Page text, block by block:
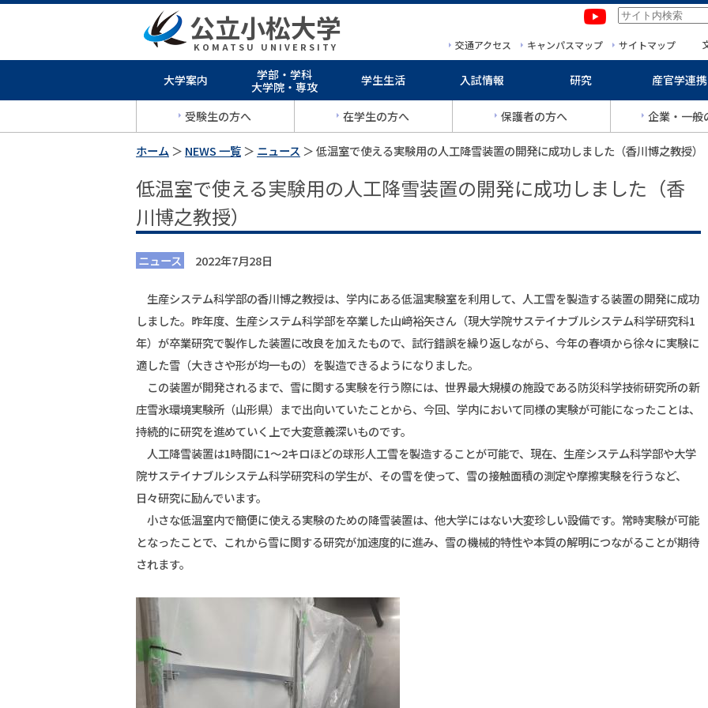
公立小松大学
KOMATSU UNIVERSITY 交通アクセス キャンパスマップ サイトマップ
大学案内
学部・学科
大学院・専攻
学生生活 入試情報 研究 産官学連携
受験生の方へ 在学生の方へ 保護者の方へ 企業・一般
ホーム ＞ NEWS 一覧 ＞ ニュース ＞ 低温室で使える実験用の人工降雪装置の開発に成功しました（香川博之教授）
低温室で使える実験用の人工降雪装置の開発に成功しました（香
川博之教授）
ニュース 2022年7月28日
生産システム科学部の香川博之教授は、学内にある低温実験室を利用して、人工雪を製造する装置の開発に成功
しました。昨年度、生産システム科学部を卒業した山﨑裕矢さん（現大学院サステイナブルシステム科学研究科1
年）が卒業研究で製作した装置に改良を加えたもので、試行錯誤を繰り返しながら、今年の春頃から徐々に実験に
適した雪（大きさや形が均一もの）を製造できるようになりました。
この装置が開発されるまで、雪に関する実験を行う際には、世界最大規模の施設である防災科学技術研究所の新
庄雪氷環境実験所（山形県）まで出向いていたことから、今回、学内において同様の実験が可能になったことは、
持続的に研究を進めていく上で大変意義深いものです。
人工降雪装置は1時間に1～2キロほどの球形人工雪を製造することが可能で、現在、生産システム科学部や大学
院サステイナブルシステム科学研究科の学生が、その雪を使って、雪の接触面積の測定や摩擦実験を行うなど、
日々研究に励んでいます。
小さな低温室内で簡便に使える実験のための降雪装置は、他大学にはない大変珍しい設備です。常時実験が可能
となったことで、これから雪に関する研究が加速度的に進み、雪の機械的特性や本質の解明につながることが期待
されます。